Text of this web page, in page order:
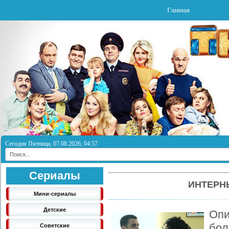
Главная
Сегодня Пятница, 07.08.2026, 04:57
Сериалы
Мини-сериалы
Детские
Советские